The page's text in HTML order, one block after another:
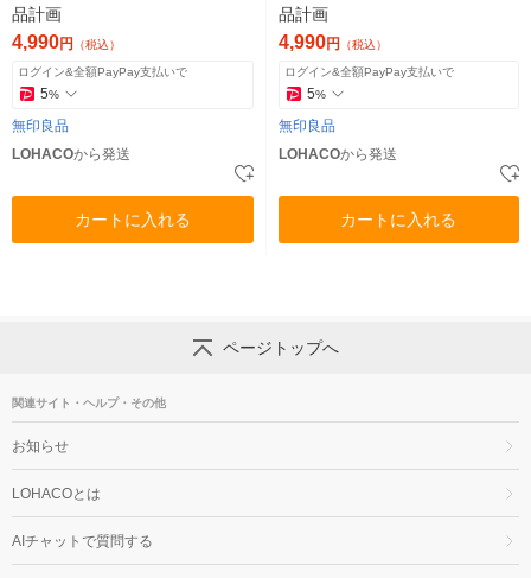
品計画
4,990円 （税込）
ログイン&全額PayPay支払いで
5%
無印良品
LOHACOから発送
カートに入れる
品計画
4,990円 （税込）
ログイン&全額PayPay支払いで
5%
無印良品
LOHACOから発送
カートに入れる
ページトップへ
関連サイト・ヘルプ・その他
お知らせ
LOHACOとは
AIチャットで質問する